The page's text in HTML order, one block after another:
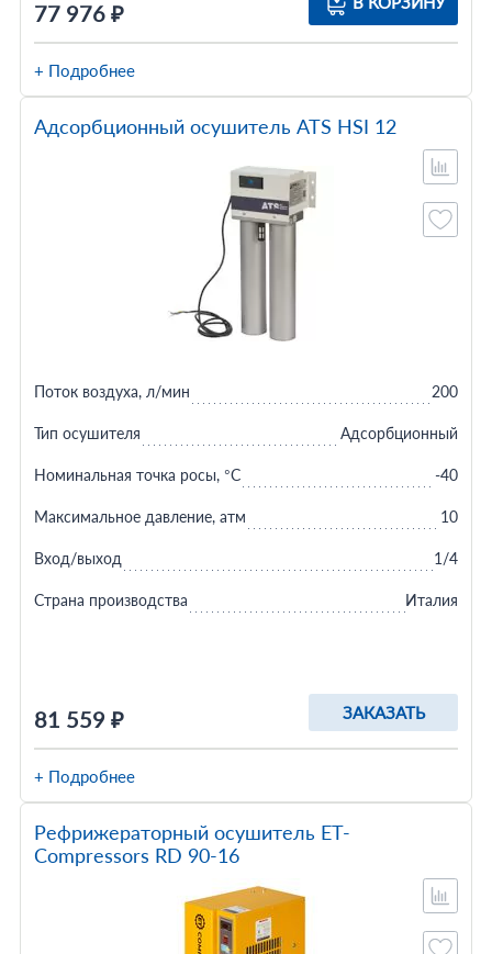
77 976 ₽
+ Подробнее
Адсорбционный осушитель ATS HSI 12
81 559 ₽ ЗАКАЗАТЬ
Поток воздуха, л/мин 200
Тип осушителя Адсорбционный
Номинальная точка росы, °C -40
Максимальное давление, атм 10
Вход/выход 1/4
Страна производства Италия
+ Подробнее
Рефрижераторный осушитель ET-
Compressors RD 90-16